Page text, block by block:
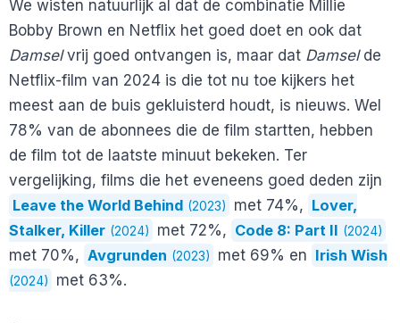
We wisten natuurlijk al dat de combinatie Millie
Bobby Brown en Netflix het goed doet en ook dat
Damselvrij goed ontvangen is, maar dat Damselde
Netflix-film van 2024 is die tot nu toe kijkers het
meest aan de buis gekluisterd houdt, is nieuws. Wel
78% van de abonnees die de film startten, hebben
de film tot de laatste minuut bekeken. Ter
vergelijking, films die het eveneens goed deden zijn
Leave the World Behind (2023) met 74%, Lover,
Stalker, Killer (2024) met 72%, Code 8: Part II (2024)
met 70%, Avgrunden (2023) met 69% en Irish Wish
(2024) met 63%.